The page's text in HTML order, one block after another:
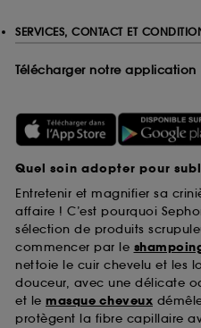
SERVICES, CONTACT ET
Télécharger notre application
Quel soin adopter pour
Entretenir et magnifier sa
affaire ! C’est pourquoi
sélection de produits
commencer par le
nettoie le cuir chevelu et les
douceur, avec une délicate
et le masque cheveux
protègent la fibre capillaire